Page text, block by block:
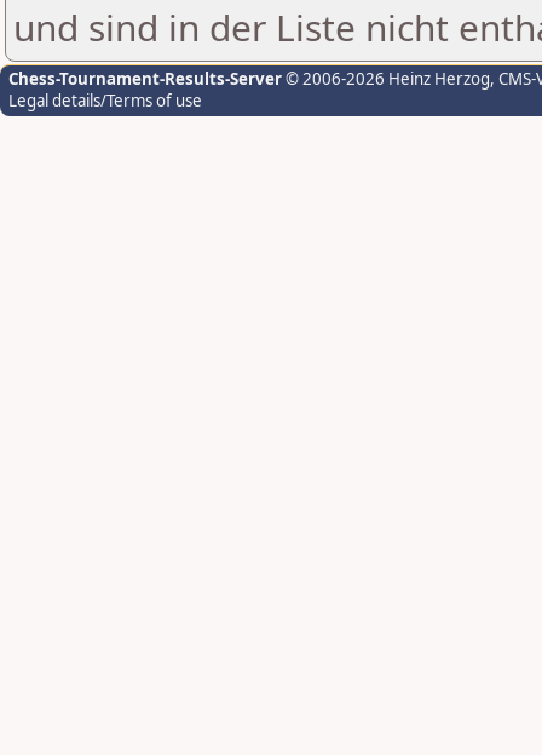
und sind in der Liste nicht
Chess-Tournament-Results-Server© 2006-2026 Heinz Herzog,
Legal details/Terms of use